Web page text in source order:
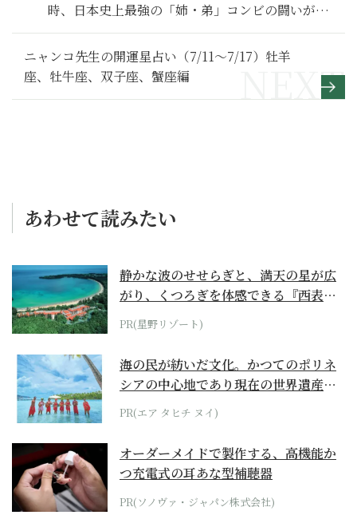
時、日本史上最強の「姉・弟」コンビの闘いが始
まる【鎌倉殿の13人 満喫リポート】
ニャンコ先生の開運星占い（7/11～7/17）牡羊
座、牡牛座、双子座、蟹座編
あわせて読みたい
静かな波のせせらぎと、満天の星が広
がり、くつろぎを体感できる『西表島
ホテル by...
PR(星野リゾート)
海の民が紡いだ文化。かつてのポリネ
シアの中心地であり現在の世界遺産か
らみえてくる...
PR(エア タヒチ ヌイ)
オーダーメイドで製作する、高機能か
つ充電式の耳あな型補聴器
PR(ソノヴァ・ジャパン株式会社)